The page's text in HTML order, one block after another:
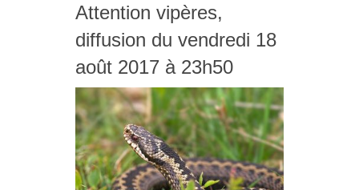
Attention vipères,
diffusion du vendredi 18
août 2017 à 23h50